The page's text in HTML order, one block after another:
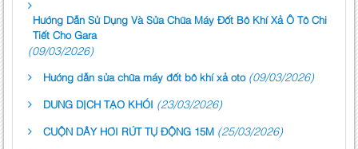
Hướng Dẫn Sử Dụng Và Sửa Chữa Máy Đốt Bô Khí Xả Ô Tô Chi
Tiết Cho Gara
(09/03/2026)
Hướng dẫn sửa chữa máy đốt bô khí xả oto (09/03/2026)
DUNG DỊCH TẠO KHÓI (23/03/2026)
CUỘN DÂY HƠI RÚT TỰ ĐỘNG 15M (25/03/2026)